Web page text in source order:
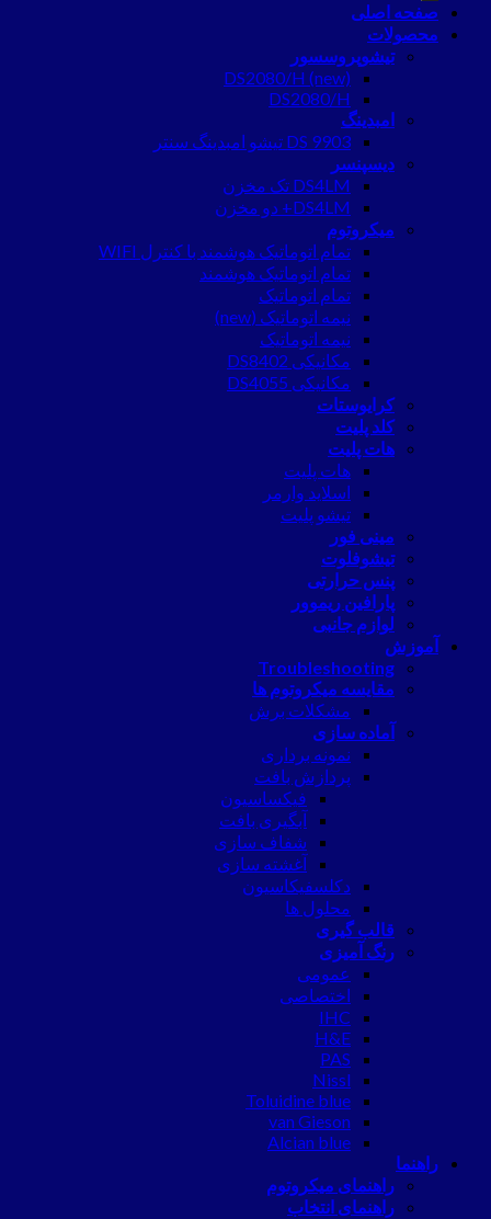
صفحه اصلی
محصولات
تیشوپروسسور
DS2080/H (new)
DS2080/H
امبدینگ
DS 9903 تیشو امبدینگ سنتر
دیسپنسر
DS4LM تک مخزن
DS4LM+ دو مخزن
میکروتوم
تمام اتوماتیک هوشمند با کنترل WIFI
تمام اتوماتیک هوشمند
تمام اتوماتیک
نیمه اتوماتیک (new)
نیمه اتوماتیک
مکانیکی DS8402
مکانیکی DS4055
کرایوستات
کلد پلیت
هات پلیت
هات پلیت
اسلاید وارمر
تیشو پلیت
مینی فور
تیشوفلوت
پنس حرارتی
پارافین ریموور
لوازم جانبی
آموزش
Troubleshooting
مقایسه میکروتوم ها
مشکلات برش
آماده سازی
نمونه برداری
پردازش بافت
فیکساسیون
آبگیری بافت
شفاف سازی
آغشته سازی
دکلسفیکاسیون
محلول ها
قالب گیری
رنگ آمیزی
عمومی
اختصاصی
IHC
H&E
PAS
Nissl
Toluidine blue
van Gieson
Alcian blue
راهنما
راهنمای میکروتوم
راهنمای انتخاب